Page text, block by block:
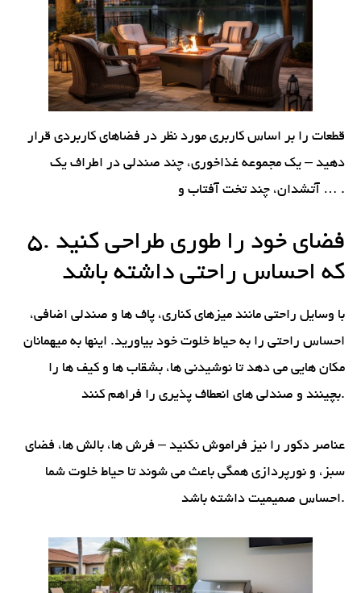
قطعات را بر اساس کاربری مورد نظر در فضاهای کاربردی قرار
دهید – یک مجموعه غذاخوری، چند صندلی در اطراف یک
آتشدان، چند تخت آفتاب و … .
5. فضای خود را طوری طراحی کنید
که احساس راحتی داشته باشد
با وسایل راحتی مانند میزهای کناری، پاف ها و صندلی اضافی،
احساس راحتی را به حیاط خلوت خود بیاورید. اینها به میهمانان
مکان هایی می دهد تا نوشیدنی ها، بشقاب ها و کیف ها را
بچینند و صندلی های انعطاف پذیری را فراهم کنند.
عناصر دکور را نیز فراموش نکنید – فرش ها، بالش ها، فضای
سبز، و نورپردازی همگی باعث می شوند تا حیاط خلوت شما
احساس صمیمیت داشته باشد.